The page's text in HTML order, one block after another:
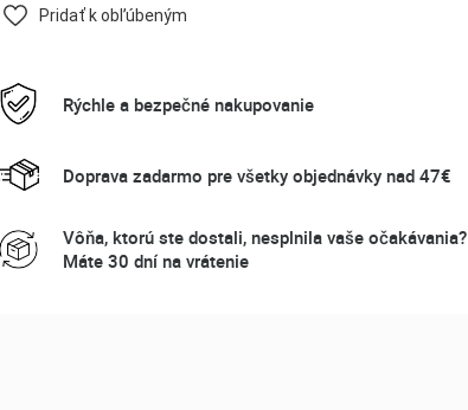
Pridať k obľúbeným
Rýchle a bezpečné nakupovanie
Doprava zadarmo pre všetky objednávky nad 47€
Vôňa, ktorú ste dostali, nesplnila vaše očakávania?
Máte 30 dní na vrátenie